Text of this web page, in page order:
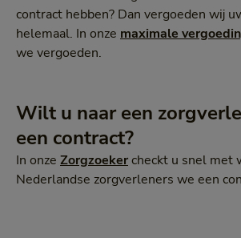
contract hebben? Dan vergoeden wij
helemaal. In onze maximale
we vergoeden.
Wilt u naar een
een contract?
In onze Zorgzoekercheckt u snel met
Nederlandse zorgverleners we een